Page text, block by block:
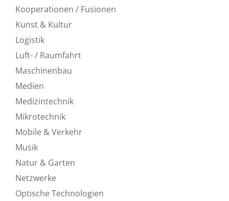
Kooperationen / Fusionen
Kunst & Kultur
Logistik
Luft- / Raumfahrt
Maschinenbau
Medien
Medizintechnik
Mikrotechnik
Mobile & Verkehr
Musik
Natur & Garten
Netzwerke
Optische Technologien